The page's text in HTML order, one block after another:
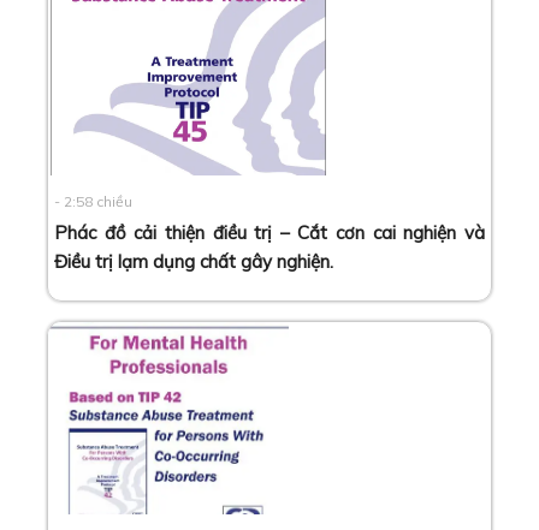
- 2:58 chiều
Phác đồ cải thiện điều trị – Cắt cơn cai nghiện và
Điều trị lạm dụng chất gây nghiện.